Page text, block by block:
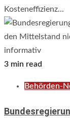
Kosteneffizienz...
3 min read
Behörden-